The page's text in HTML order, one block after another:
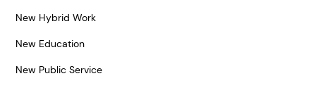
New Hybrid Work
New Education
New Public Service